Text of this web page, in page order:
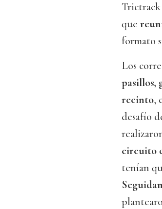
que
formato
Los
pasillos,
recinto,
desafío
circuito
tenían